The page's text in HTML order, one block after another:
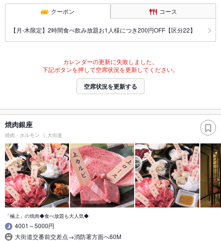
クーポン コース
【月‐木限定】2時間食べ飲み放題お1人様につき200円OFF【区分22】
カレンダーの更新に失敗しました。
下記ボタンを押して空席状況を更新してください。
空席状況を更新する
焼肉銀座
焼肉・ホルモン 大街道
「極上」の焼肉◆食べ放題も大人気◆
4001～5000円
大街道交番前交差点→消防署方面へ60M